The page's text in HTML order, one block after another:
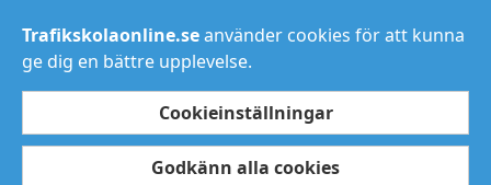
Trafikskolaonline.seanvänder cookies för att kunna
ge dig en bättre upplevelse.
Cookieinställningar
Godkänn alla cookies